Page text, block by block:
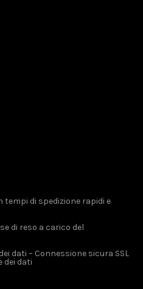
di spedizione rapidi e
di reso a carico del
dati – Connessione sicura SSL
dei dati